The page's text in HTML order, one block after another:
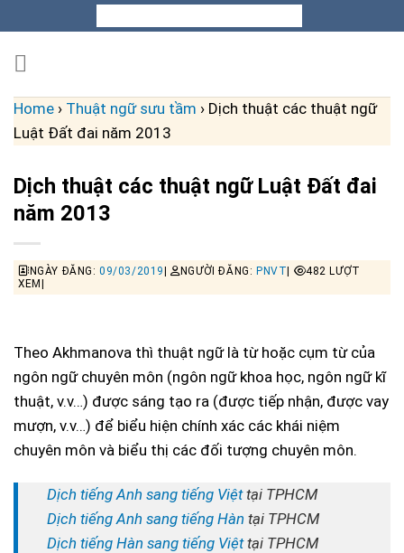
to
content
Home › Thuật ngữ sưu tầm › Dịch thuật các thuật ngữ
Luật Đất đai năm 2013
Dịch thuật các thuật ngữ Luật Đất đai
năm 2013
NGÀY ĐĂNG:09/03/2019 NGƯỜI ĐĂNG: PNVT
482 LƯỢT
XEM|
Theo Akhmanova thì thuật ngữ là từ hoặc cụm từ của
ngôn ngữ chuyên môn (ngôn ngữ khoa học, ngôn ngữ kĩ
thuật, v.v…) được sáng tạo ra (được tiếp nhận, được vay
mượn, v.v…) để biểu hiện chính xác các khái niệm
chuyên môn và biểu thị các đối tượng chuyên môn.
Dịch tiếng Anh sang tiếng Việttại TPHCM
Dịch tiếng Anh sang tiếng Hàn tại TPHCM
Dịch tiếng Hàn sang tiếng Việttại TPHCM